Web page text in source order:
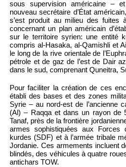
sous supervision américaine –
nouveau secrétaire d’État
s’est produit au milieu des fuites
concernant un plan américain
sur le territoire syrien: une entité
compris al-Hasaka, al-Qamishli et
le long de la rive orientale de
pétrole et de gaz de l’est de Dair
dans le sud, comprenant Quneitra,
Pour faciliter la création de ces
établi des bases et des zones
Syrie – au nord-est de l’ancienne
(Al) – Raqqa et dans un rayon de
Tanaf, près de la frontière
armes sophistiquées aux Forces
kurdes (SDF) et à l’armée tribale
Jordanie. Ces armements incluent
blindés, des véhicules à quatre
antichars TOW.